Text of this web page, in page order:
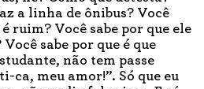
a linha de ônibus? Você
ruim? Você sabe por que ele
sabe por que é que
não tem passe
meu amor!”. Só que eu